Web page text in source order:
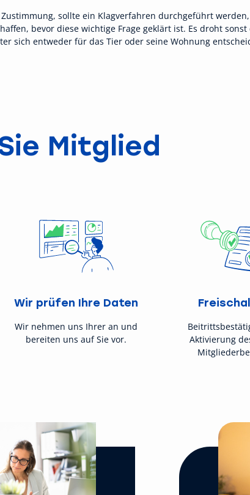
sollte ein Klagverfahren durchgeführt
bevor diese wichtige Frage geklärt ist. Es droht
sich entweder für das Tier oder seine Wohnung
Mitglied
Wir prüfen Ihre Daten
Wir nehmen uns Ihrer an und
bereiten uns auf Sie vor.
Aktivierung